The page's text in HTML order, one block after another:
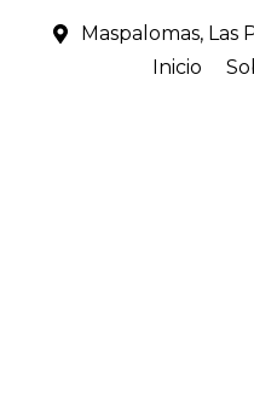
Maspalomas, Las
Inicio